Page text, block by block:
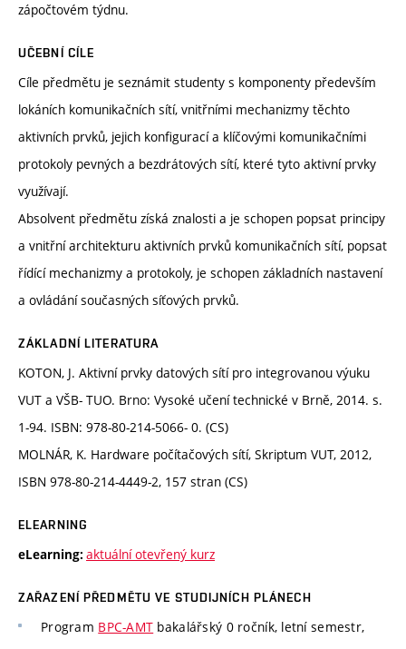
zápočtovém týdnu.
UČEBNÍ CÍLE
Cíle předmětu je seznámit studenty s komponenty především
lokáních komunikačních sítí, vnitřními mechanizmy těchto
aktivních prvků, jejich konfigurací a klíčovými komunikačními
protokoly pevných a bezdrátových sítí, které tyto aktivní prvky
využívají.
Absolvent předmětu získá znalosti a je schopen popsat principy
a vnitřní architekturu aktivních prvků komunikačních sítí, popsat
řídící mechanizmy a protokoly, je schopen základních nastavení
a ovládání současných síťových prvků.
ZÁKLADNÍ LITERATURA
KOTON, J. Aktivní prvky datových sítí pro integrovanou výuku
VUT a VŠB- TUO. Brno: Vysoké učení technické v Brně, 2014. s.
1-94. ISBN: 978-80-214-5066- 0. (CS)
MOLNÁR, K. Hardware počítačových sítí, Skriptum VUT, 2012,
ISBN 978-80-214-4449-2, 157 stran (CS)
ELEARNING
eLearning: aktuální otevřený kurz
ZAŘAZENÍ PŘEDMĚTU VE STUDIJNÍCH PLÁNECH
Program BPC-AMT bakalářský 0 ročník, letní semestr,